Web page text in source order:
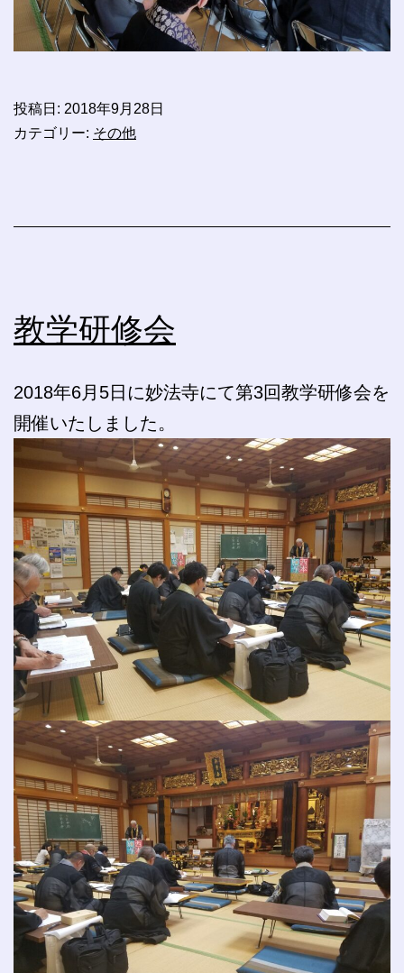
投稿日: 2018年9月28日
カテゴリー: その他
教学研修会
2018年6月5日に妙法寺にて第3回教学研修会を
開催いたしました。